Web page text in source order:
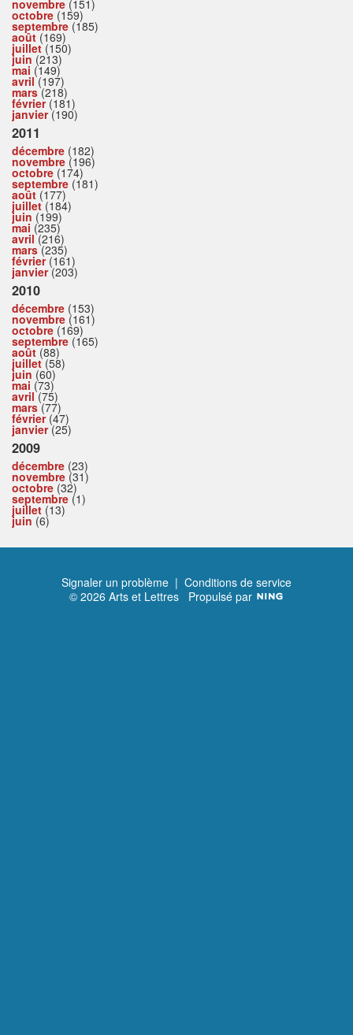
novembre (151)
octobre (159)
septembre (185)
août (169)
juillet(150)
juin (213)
mai (149)
avril(197)
mars(218)
février(181)
janvier(190)
2011
décembre (182)
novembre (196)
octobre (174)
septembre (181)
août (177)
juillet(184)
juin (199)
mai (235)
avril(216)
mars(235)
février(161)
janvier(203)
2010
décembre (153)
novembre (161)
octobre (169)
septembre (165)
août (88)
juillet(58)
juin (60)
mai (73)
avril(75)
mars(77)
février(47)
janvier(25)
2009
décembre (23)
novembre (31)
octobre (32)
septembre (1)
juillet (13)
juin (6)
Signaler un problème | Conditions de service
© 2026 Arts et Lettres Propulsé par